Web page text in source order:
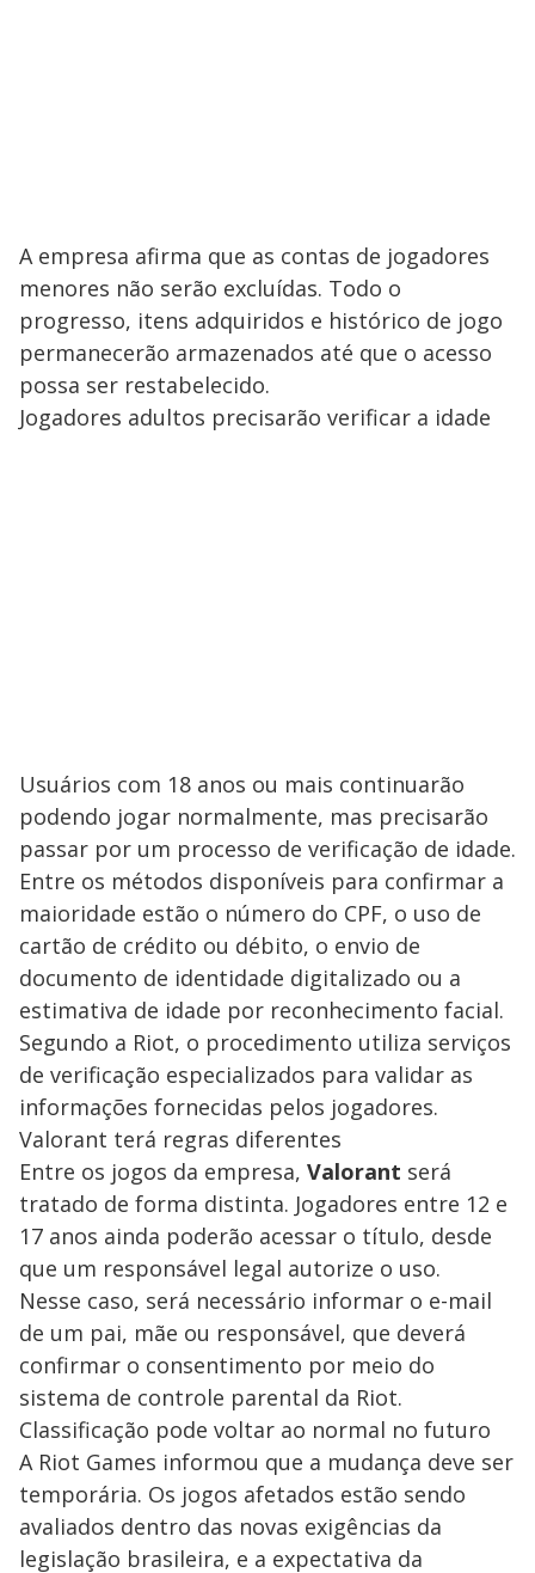
A empresa afirma que as contas de jogadores
menores não serão excluídas. Todo o
progresso, itens adquiridos e histórico de jogo
permanecerão armazenados até que o acesso
possa ser restabelecido.
Jogadores adultos precisarão verificar a idade
Usuários com 18 anos ou mais continuarão
podendo jogar normalmente, mas precisarão
passar por um processo de verificação de idade.
Entre os métodos disponíveis para confirmar a
maioridade estão o número do CPF, o uso de
cartão de crédito ou débito, o envio de
documento de identidade digitalizado ou a
estimativa de idade por reconhecimento facial.
Segundo a Riot, o procedimento utiliza serviços
de verificação especializados para validar as
informações fornecidas pelos jogadores.
Valorant terá regras diferentes
Entre os jogos da empresa, Valorant será
tratado de forma distinta. Jogadores entre 12 e
17 anos ainda poderão acessar o título, desde
que um responsável legal autorize o uso.
Nesse caso, será necessário informar o e-mail
de um pai, mãe ou responsável, que deverá
confirmar o consentimento por meio do
sistema de controle parental da Riot.
Classificação pode voltar ao normal no futuro
A Riot Games informou que a mudança deve ser
temporária. Os jogos afetados estão sendo
avaliados dentro das novas exigências da
legislação brasileira, e a expectativa da